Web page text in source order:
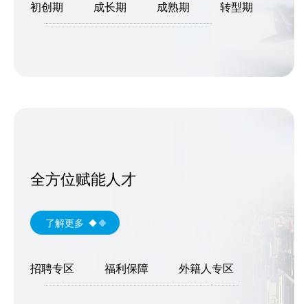
初创期 成长期 成熟期 转型期
全方位赋能人才
了解更多
招聘专区 福利保障 外籍人专区